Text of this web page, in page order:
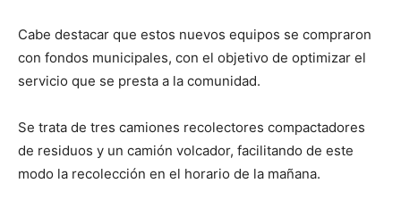
Cabe destacar que estos nuevos equipos se compraron
con fondos municipales, con el objetivo de optimizar el
servicio que se presta a la comunidad.
Se trata de tres camiones recolectores compactadores
de residuos y un camión volcador, facilitando de este
modo la recolección en el horario de la mañana.